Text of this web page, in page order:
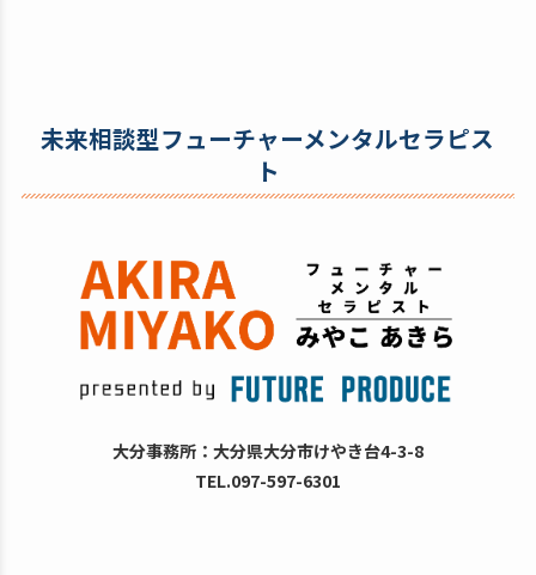
未来相談型フューチャーメンタルセラピス
ト
大分事務所：大分県大分市けやき台4-3-8
TEL.097-597-6301